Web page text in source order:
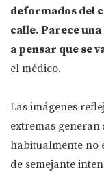
deformados del
calle. Parece
a pensar que se
el médico.
Las imágenes
extremas
habitualmente no
de semejante